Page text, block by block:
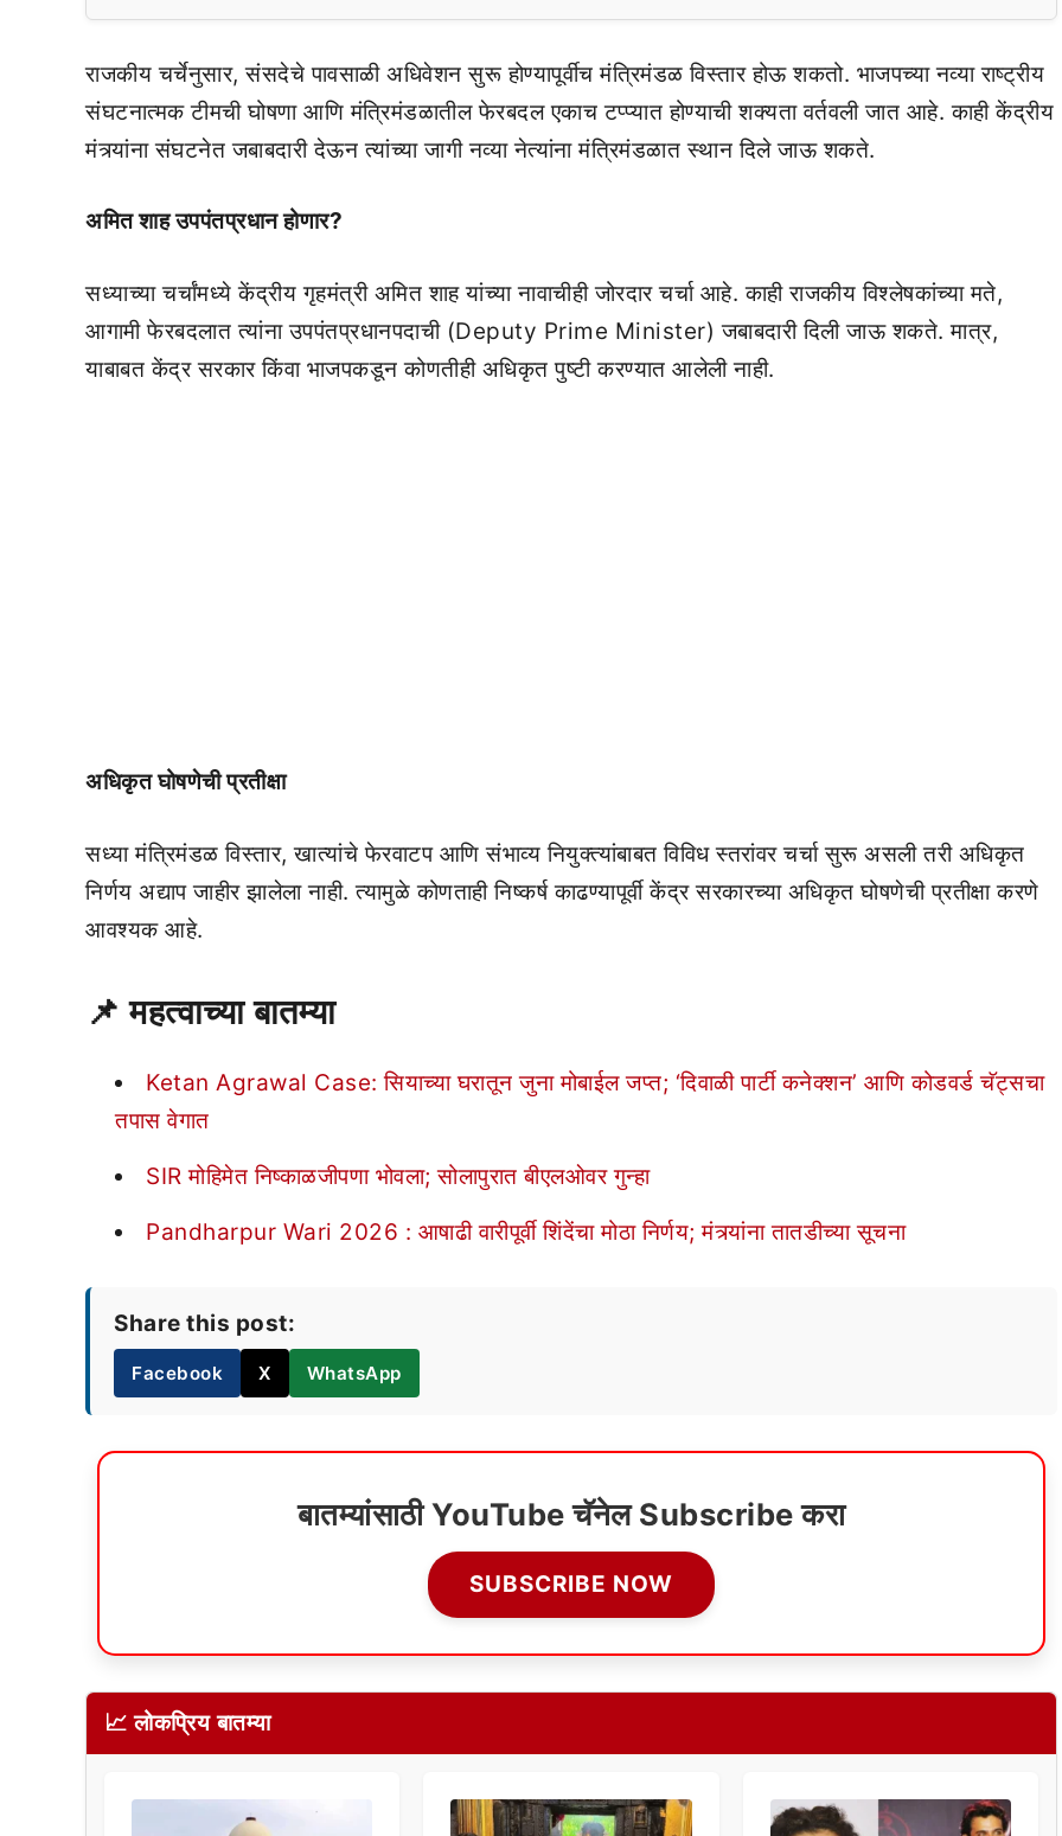
राजकीय चर्चेनुसार, संसदेचे पावसाळी अधिवेशन सुरू होण्यापूर्वीच मंत्रिमंडळ विस्तार होऊ शकतो. भाजपच्या नव्या राष्ट्रीय
संघटनात्मक टीमची घोषणा आणि मंत्रिमंडळातील फेरबदल एकाच टप्प्यात होण्याची शक्यता वर्तवली जात आहे. काही केंद्रीय
मंत्र्यांना संघटनेत जबाबदारी देऊन त्यांच्या जागी नव्या नेत्यांना मंत्रिमंडळात स्थान दिले जाऊ शकते.
अमित शाह उपपंतप्रधान होणार?
सध्याच्या चर्चांमध्ये केंद्रीय गृहमंत्री अमित शाह यांच्या नावाचीही जोरदार चर्चा आहे. काही राजकीय विश्लेषकांच्या मते,
आगामी फेरबदलात त्यांना उपपंतप्रधानपदाची (Deputy Prime Minister) जबाबदारी दिली जाऊ शकते. मात्र,
याबाबत केंद्र सरकार किंवा भाजपकडून कोणतीही अधिकृत पुष्टी करण्यात आलेली नाही.
अधिकृत घोषणेची प्रतीक्षा
सध्या मंत्रिमंडळ विस्तार, खात्यांचे फेरवाटप आणि संभाव्य नियुक्त्यांबाबत विविध स्तरांवर चर्चा सुरू असली तरी अधिकृत
निर्णय अद्याप जाहीर झालेला नाही. त्यामुळे कोणताही निष्कर्ष काढण्यापूर्वी केंद्र सरकारच्या अधिकृत घोषणेची प्रतीक्षा करणे
आवश्यक आहे.
📌महत्वाच्या बातम्या
Ketan Agrawal Case: सियाच्या घरातून जुना मोबाईल जप्त; ‘दिवाळी पार्टी कनेक्शन’ आणि कोडवर्ड चॅट्सचा
तपास वेगात
SIR मोहिमेत निष्काळजीपणा भोवला; सोलापुरात बीएलओवर गुन्हा
Pandharpur Wari 2026 : आषाढी वारीपूर्वी शिंदेंचा मोठा निर्णय; मंत्र्यांना तातडीच्या सूचना
Share this post:
Facebook X WhatsApp
बातम्यांसाठी YouTube चॅनेल Subscribe करा
SUBSCRIBE NOW
📈 लोकप्रिय बातम्या